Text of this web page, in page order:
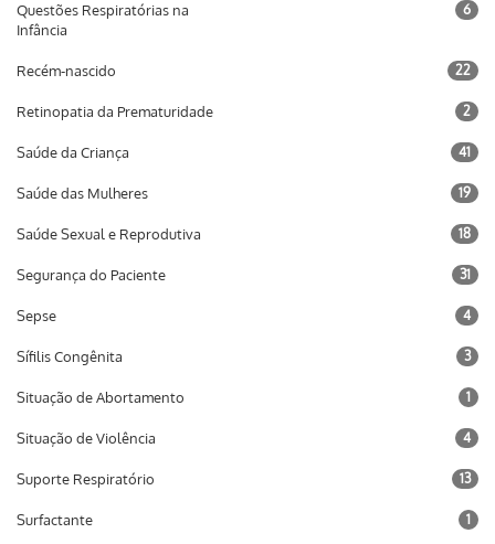
Questões Respiratórias na
Infância
6
Recém-nascido 22
Retinopatia da Prematuridade 2
Saúde da Criança 41
Saúde das Mulheres 19
Saúde Sexual e Reprodutiva 18
Segurança do Paciente 31
Sepse 4
Sífilis Congênita 3
Situação de Abortamento 1
Situação de Violência 4
Suporte Respiratório 13
Surfactante 1